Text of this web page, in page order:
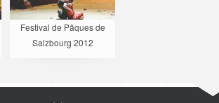
Festival de Pâques de
Salzbourg 2012